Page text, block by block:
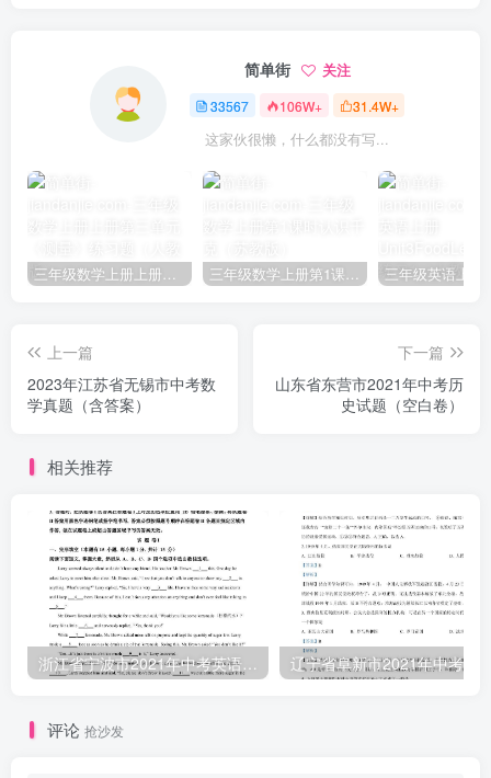
简单街 关注
33567 106W+ 31.4W+
这家伙很懒，什么都没有写...
三年级数学上册上册第三单元《测量》练习题（人教版） 三年级数学上册第1课时认识千克（苏教版）
上一篇
2023年江苏省无锡市中考数
学真题（含答案）
下一篇
山东省东营市2021年中考历
史试题（空白卷）
相关推荐
浙江省宁波市2021年中考英语试题（含答案）
评论 抢沙发